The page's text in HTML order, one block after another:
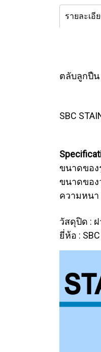
รายละเอี
ตลับลูกปืน
SBC
ขนาดขอ
ขนาดของ
ความห
วัสดุปิด :
ยี่ห้อ : SBC